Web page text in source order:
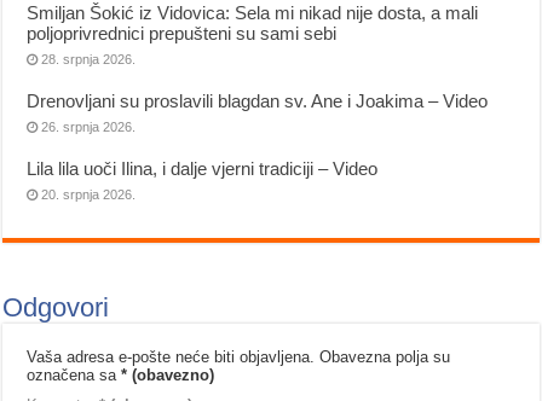
Smiljan Šokić iz Vidovica: Sela mi nikad nije dosta, a mali
poljoprivrednici prepušteni su sami sebi
28. srpnja 2026.
Drenovljani su proslavili blagdan sv. Ane i Joakima – Video
26. srpnja 2026.
Lila lila uoči Ilina, i dalje vjerni tradiciji – Video
20. srpnja 2026.
Odgovori
Vaša adresa e-pošte neće biti objavljena. Obavezna polja su
označena sa* (obavezno)